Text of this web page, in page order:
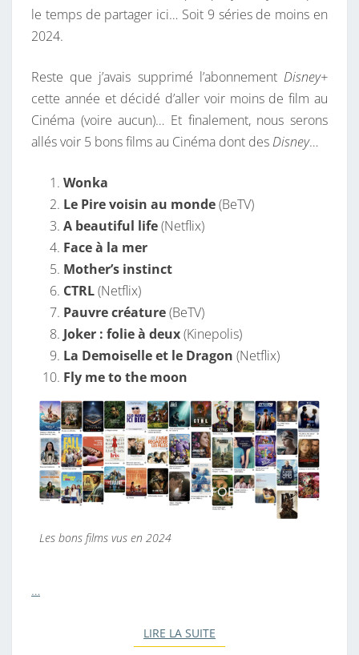
le temps de partager ici… Soit 9 séries de moins en
2024.
Reste que j’avais supprimé l’abonnement Disney+
cette année et décidé d’aller voir moins de film au
Cinéma (voire aucun)… Et finalement, nous serons
allés voir 5 bons films au Cinéma dont desDisney…
Wonka
Le Pire voisin au monde(BeTV)
A beautiful life(Netflix)
Face à la mer
Mother’s instinct
CTRL(Netflix)
Pauvre créature(BeTV)
Joker : folie à deux(Kinepolis)
La Demoiselle et le Dragon (Netflix)
Fly me to the moon
Les bons films vus en 2024
…
LIRE LA SUITE